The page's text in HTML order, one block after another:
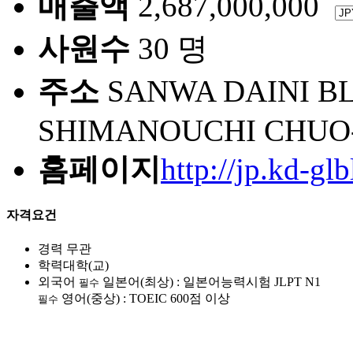
사원수 30 명
주소 SANWA DAINI
SHIMANOUCHI
홈페이지http://jp.kd-
자격요건
경력 무관
학력대학(교)
외국어 필수 일본어(최상) : 일본어능력시험 JLPT N1
필수 영어(중상) : TOEIC 600점 이상